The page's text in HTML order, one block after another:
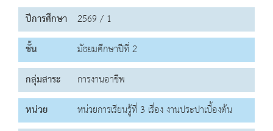
ปีการศึกษา 2569 / 1
ชั้น
มัธยมศึกษาปีที่ 2
กลุ่มสาระ
การงานอาชีพ
หน่วย
หน่วยการเรียนรู้ที่ 3 เรื่อง งานประปาเบื้องต้น